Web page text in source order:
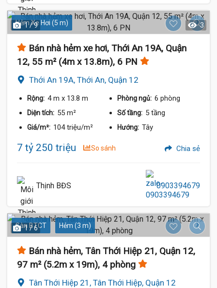
Hẻm Xe Hơi (5 m)
1 / 9 3
Bán nhà hẻm xe hơi, Thới An 19A, Quận
12, 55 m² (4m x 13.8m), 6 PN
Thới An 19A, Thới An, Quận 12
Rộng: 4 m x 13.8 m Phòng ngủ: 6 phòng
Diện tích: 55 m² Số tầng: 5 tầng
Giá/m²: 104 triệu/m² Hướng: Tây
7 tỷ 250 triệu So sánh Chia sẻ
Thịnh BĐS 0903394679
Sàn BTCT Hẻm (3 m)
1 / 6
Bán nhà hẻm, Tân Thới Hiệp 21, Quận 12,
97 m² (5.2m x 19m), 4 phòng
Tân Thới Hiệp 21, Tân Thới Hiệp, Quận 12